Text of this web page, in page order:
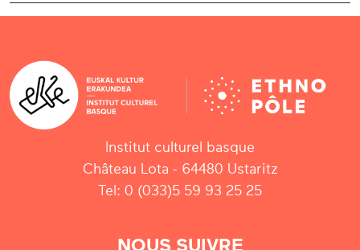
Institut culturel basque
Château Lota - 64480 Ustaritz
Tel: 0 (033)5 59 93 25 25
NOUS SUIVRE